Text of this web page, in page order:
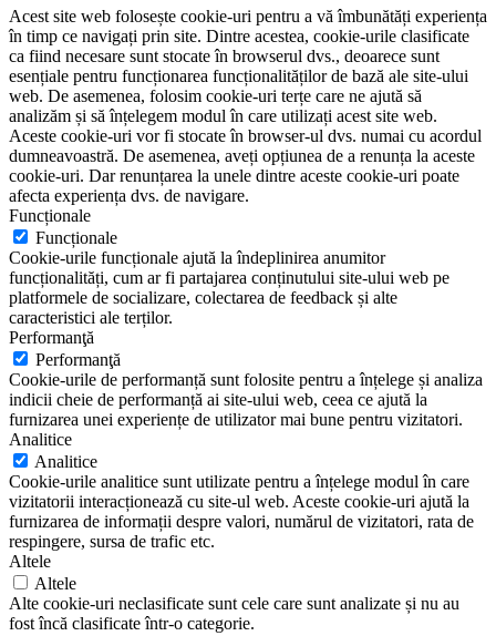
Acest site web folosește cookie-uri pentru a vă îmbunătăți experiența
în timp ce navigați prin site. Dintre acestea, cookie-urile clasificate
ca fiind necesare sunt stocate în browserul dvs., deoarece sunt
esențiale pentru funcționarea funcționalităților de bază ale site-ului
web. De asemenea, folosim cookie-uri terțe care ne ajută să
analizăm și să înțelegem modul în care utilizați acest site web.
Aceste cookie-uri vor fi stocate în browser-ul dvs. numai cu acordul
dumneavoastră. De asemenea, aveți opțiunea de a renunța la aceste
cookie-uri. Dar renunțarea la unele dintre aceste cookie-uri poate
afecta experiența dvs. de navigare.
Funcționale
Funcționale
Cookie-urile funcționale ajută la îndeplinirea anumitor
funcționalități, cum ar fi partajarea conținutului site-ului web pe
platformele de socializare, colectarea de feedback și alte
caracteristici ale terților.
Performanţă
Performanţă
Cookie-urile de performanță sunt folosite pentru a înțelege și analiza
indicii cheie de performanță ai site-ului web, ceea ce ajută la
furnizarea unei experiențe de utilizator mai bune pentru vizitatori.
Analitice
Analitice
Cookie-urile analitice sunt utilizate pentru a înțelege modul în care
vizitatorii interacționează cu site-ul web. Aceste cookie-uri ajută la
furnizarea de informații despre valori, numărul de vizitatori, rata de
respingere, sursa de trafic etc.
Altele
Altele
Alte cookie-uri neclasificate sunt cele care sunt analizate și nu au
fost încă clasificate într-o categorie.